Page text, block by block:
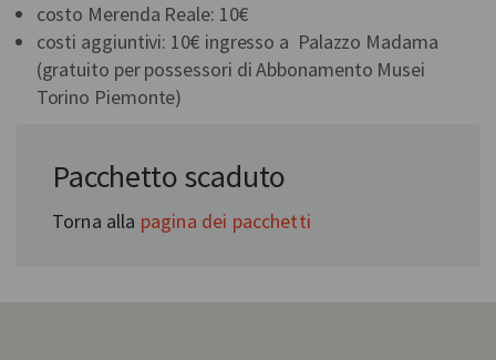
costo Merenda Reale: 10€
costi aggiuntivi: 10€ ingresso a Palazzo Madama
(gratuito per possessori di Abbonamento Musei
Torino Piemonte)
Theatrum Sabaudiae
Pacchetto scaduto
Torna alla pagina dei pacchetti